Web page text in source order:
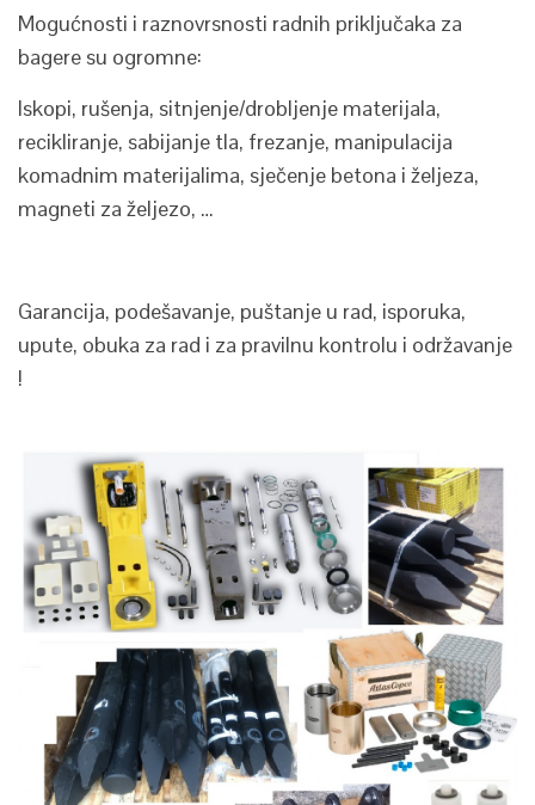
Mogućnosti i raznovrsnosti radnih priključaka za
bagere su ogromne:
Iskopi, rušenja, sitnjenje/drobljenje materijala,
recikliranje, sabijanje tla, frezanje, manipulacija
komadnim materijalima, sječenje betona i željeza,
magneti za željezo, …
Garancija, podešavanje, puštanje u rad, isporuka,
upute, obuka za rad i za pravilnu kontrolu i održavanje
!